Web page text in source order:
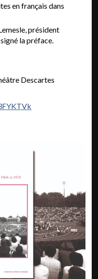
en français dans
président
la préface.
Descartes